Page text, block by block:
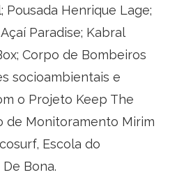
Pousada Henrique Lage;
Paradise; Kabral
Corpo de Bombeiros
socioambientais e
o Projeto Keep The
de Monitoramento Mirim
Escola do
Bona.